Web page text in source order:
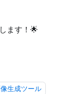
ます！🌟
生成ツール